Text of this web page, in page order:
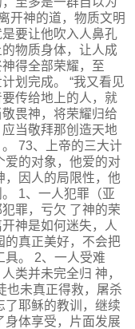
开神的道，物质文明
要让他吹入人鼻孔
物质身体，让人成
得全部荣耀，至
划完成。 “我又看见
传给地上的人，就
畏神，将荣耀归给
当敬拜那创造天地
73、上帝的三大计
爱的对象，他爱的对
，因人的局限性，他
1、一人犯罪（亚
罪，亏欠 了神的荣
神是如何迷失，人
的真正美好，不会把
具。 2、一人受难
类并未完全归 神，
也未真正得救，屠杀
了耶稣的教训，继续
身体享受，片面发展